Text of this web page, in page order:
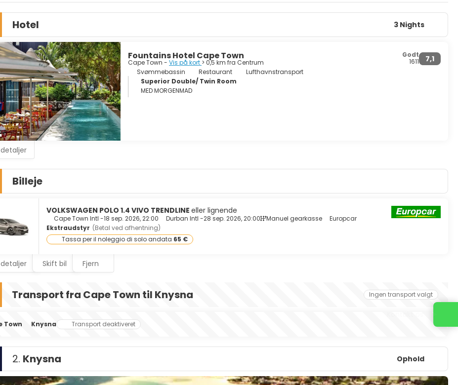
Esplanaden i skyggen af Rådhuset fungerer som en scene for politiske rallyer samt et marked, der sælger alt fra mad til tøj.
Good Hope har udsigt over esplanaden, og det er den ældste koloniale bygning i Sydafrika. En af de ældste boligområder i
Town, Bo Kaap, er et unikt kvarter med en stærk kulturel og social historie. Besøg Nobel Square og se en hyldest til fire af
Nobel Fredspris-vindere. Cape Town har nogle af de fineste strande i Afrika, alle med den rene hvide strandsand, der er særlig
er et spektakulært sted med noget for enhver, sol, strande, venlige mennesker, afrikansk kultur, god mad, fantastisk vin og
natur. Hvad venter du på?
Hotel 3 Nights
Fountains Hotel Cape Town
Cape Town - Vis på kort > 0,5 km fra Centrum 7,1
Godt
1611
Svømmebassin
Restaurant
Lufthavnstransport
Superior Double/ Twin Room
MED MORGENMAD
Billeje
VOLKSWAGEN POLO 1.4 VIVO TRENDLINE eller lignende
Cape Town Intl -18 sep. 2026, 22:00 Durban Intl -28 sep. 2026, 20:00 Manuel gearkasse
Europcar
Ekstraudstyr (Betal ved afhentning)
Tassa per il noleggio di solo andata 65 €
Skift bil Fjern
Transport fra Cape Town til Knysna Ingen transport valgt
Town Knysna Transport deaktiveret
2. Knysna Ophold